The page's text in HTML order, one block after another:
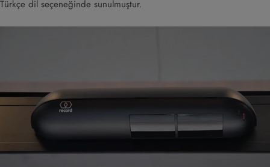
Türkçe dil seçeneğinde sunulmuştur.